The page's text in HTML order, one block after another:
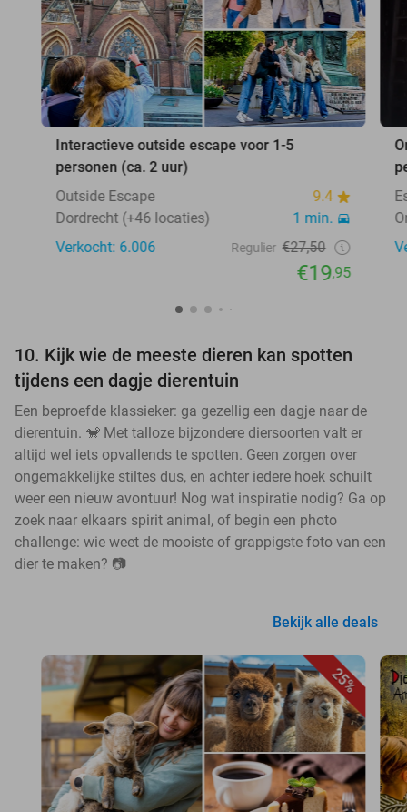
Interactieve outside escape voor 1-5
personen (ca. 2 uur)
Outside Escape
9.4
Dordrecht (+46 locaties)
1 min.
Verkocht: 6.006
Regulier €27,50
€19,95
10. Kijk wie de meeste dieren kan spotten
tijdens een dagje dierentuin
Een beproefde klassieker: ga gezellig een dagje naar de
dierentuin. 🐒 Met talloze bijzondere diersoorten valt er
altijd wel iets opvallends te spotten. Geen zorgen over
ongemakkelijke stiltes dus, en achter iedere hoek schuilt
weer een nieuw avontuur! Nog wat inspiratie nodig? Ga op
zoek naar elkaars spirit animal, of begin een photo
challenge: wie weet de mooiste of grappigste foto van een
dier te maken? 📷
Bekijk alle deals
25%